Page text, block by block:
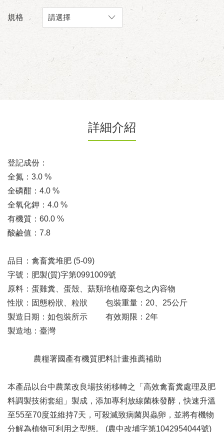
規格
詳細介紹
登記成份：
全氮：3.0 %
全磷酣：4.0 %
全氧化鉀：4.0 %
有機質：60.0 %
酸鹼值：7.8
品目：禽畜糞堆肥 (5-09)
字號：肥製(質)字第0991009號
原料：蛋雞糞、蛋殼、菇類培植廢棄包之內容物
性狀：固態粉狀、粒狀 包裝重量：20、25公斤
製造日期：如包裝所示 有效期限：2年
製造地：臺灣
農糧署國產有機質肥料計畫推薦補助
本產品以台中農業改良場技術移轉之「高效禽畜糞處理及肥
料調製技術套組」製成，添加專利放線菌株發酵，快速升溫
至55至70度並維持7天，可殺滅致病菌與蟲卵，並將有機物
分解為植物可利用之型態。 (農中改埔字第1042954044號)